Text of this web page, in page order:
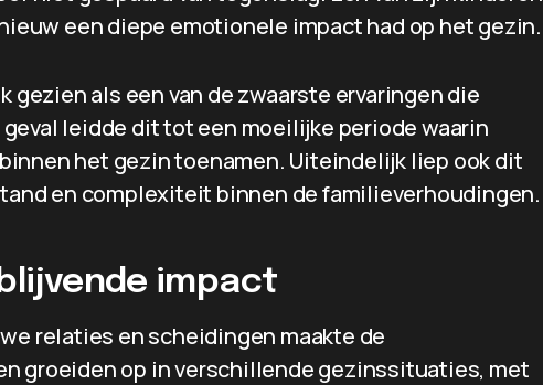
een diepe emotionele impact had op het gezin.
gezien als een van de zwaarste ervaringen die
leidde dit tot een moeilijke periode waarin
het gezin toenamen. Uiteindelijk liep ook dit
en complexiteit binnen de familieverhoudingen.
impact
relaties en scheidingen maakte de
groeiden op in verschillende gezinssituaties, met